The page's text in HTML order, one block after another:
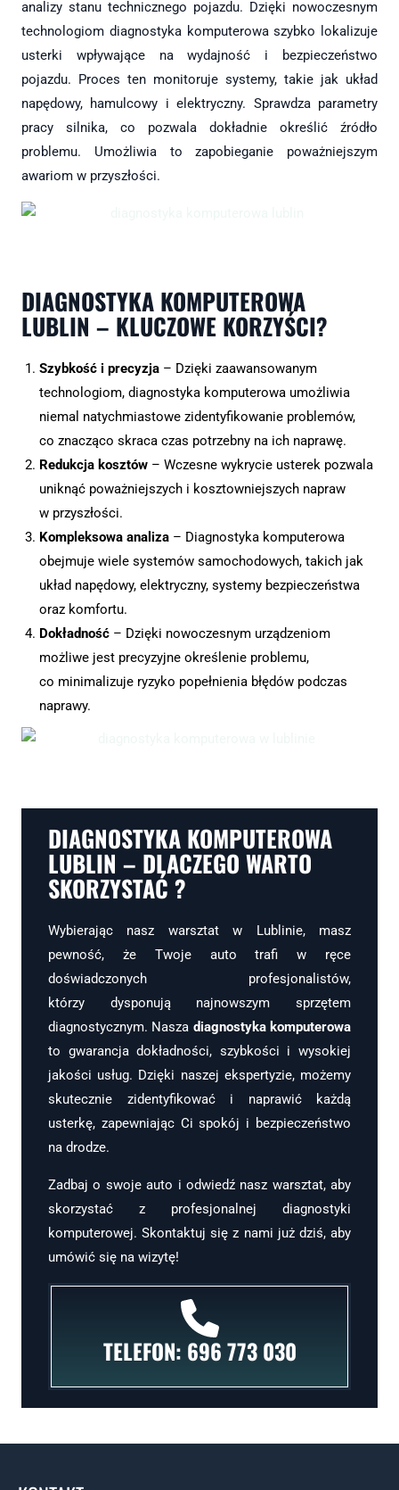
analizy stanu technicznego pojazdu. Dzięki nowoczesnym
technologiom diagnostyka komputerowa szybko lokalizuje
usterki wpływające na wydajność i bezpieczeństwo
pojazdu. Proces ten monitoruje systemy, takie jak układ
napędowy, hamulcowy i elektryczny. Sprawdza parametry
pracy silnika, co pozwala dokładnie określić źródło
problemu. Umożliwia to zapobieganie poważniejszym
awariom w przyszłości.
DIAGNOSTYKA KOMPUTEROWA
LUBLIN – KLUCZOWE KORZYŚCI?
Szybkość i precyzja – Dzięki zaawansowanym
technologiom, diagnostyka komputerowa umożliwia
niemal natychmiastowe zidentyfikowanie problemów,
co znacząco skraca czas potrzebny na ich naprawę.
Redukcja kosztów – Wczesne wykrycie usterek pozwala
uniknąć poważniejszych i kosztowniejszych napraw
w przyszłości.
Kompleksowa analiza – Diagnostyka komputerowa
obejmuje wiele systemów samochodowych, takich jak
układ napędowy, elektryczny, systemy bezpieczeństwa
oraz komfortu.
Dokładność – Dzięki nowoczesnym urządzeniom
możliwe jest precyzyjne określenie problemu,
co minimalizuje ryzyko popełnienia błędów podczas
naprawy.
DIAGNOSTYKA KOMPUTEROWA
LUBLIN – DLACZEGO WARTO
SKORZYSTAĆ ?
Wybierając nasz warsztat w Lublinie, masz
pewność, że Twoje auto trafi w ręce
doświadczonych profesjonalistów,
którzy dysponują najnowszym sprzętem
diagnostycznym. Nasza diagnostyka komputerowa
to gwarancja dokładności, szybkości i wysokiej
jakości usług. Dzięki naszej ekspertyzie, możemy
skutecznie zidentyfikować i naprawić każdą
usterkę, zapewniając Ci spokój i bezpieczeństwo
na drodze.
Zadbaj o swoje auto i odwiedź nasz warsztat, aby
skorzystać z profesjonalnej diagnostyki
komputerowej. Skontaktuj się z nami już dziś, aby
umówić się na wizytę!
TELEFON: 696 773 030